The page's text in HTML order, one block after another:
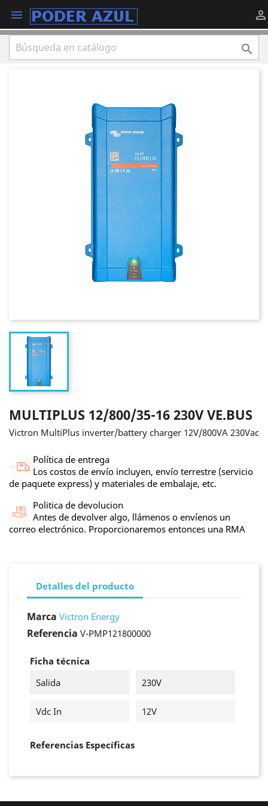
 

MULTIPLUS 12/800/35-16 230V VE.BUS
Victron MultiPlus inverter/battery charger 12V/800VA 230Vac
Política de entrega
Los costos de envío incluyen, envío terrestre (servicio
de paquete express) y materiales de embalaje, etc.
Politica de devolucion
Antes de devolver algo, llámenos o envíenos un
correo electrónico. Proporcionaremos entonces una RMA
Detalles del producto
Marca Victron Energy
Referencia V-PMP121800000
Ficha técnica
Salida
230V
Vdc In 12V
Referencias Específicas